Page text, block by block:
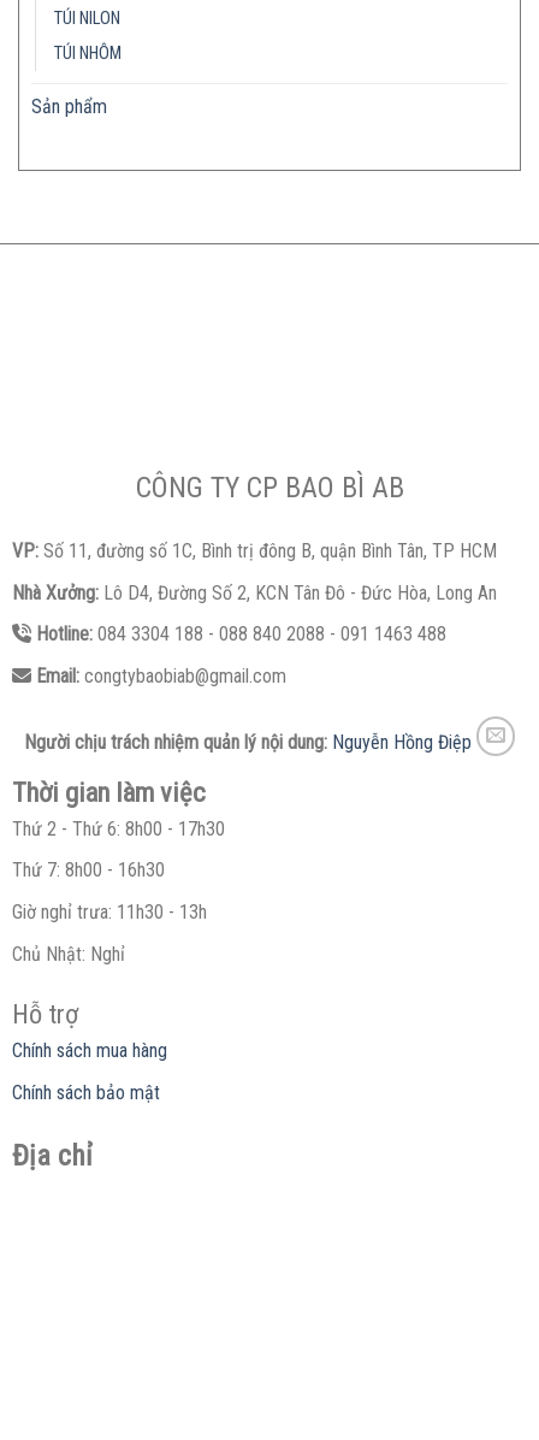
TÚI NILON
TÚI NHÔM
Sản phẩm
CÔNG TY CP BAO BÌ AB
VP: Số 11, đường số 1C, Bình trị đông B, quận Bình Tân, TP HCM
Nhà Xưởng: Lô D4, Đường Số 2, KCN Tân Đô - Đức Hòa, Long An
Hotline:084 3304 188 - 088 840 2088 - 091 1463 488
Email:congtybaobiab@gmail.com
Người chịu trách nhiệm quản lý nội dung: Nguyễn Hồng Điệp
Thời gian làm việc
Thứ 2 - Thứ 6: 8h00 - 17h30
Thứ 7: 8h00 - 16h30
Giờ nghỉ trưa: 11h30 - 13h
Chủ Nhật: Nghỉ
Hỗ trợ
Chính sách mua hàng
Chính sách bảo mật
Địa chỉ